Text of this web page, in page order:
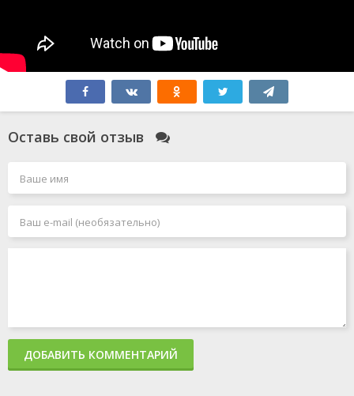
Оставь свой отзыв
ДОБАВИТЬ КОММЕНТАРИЙ